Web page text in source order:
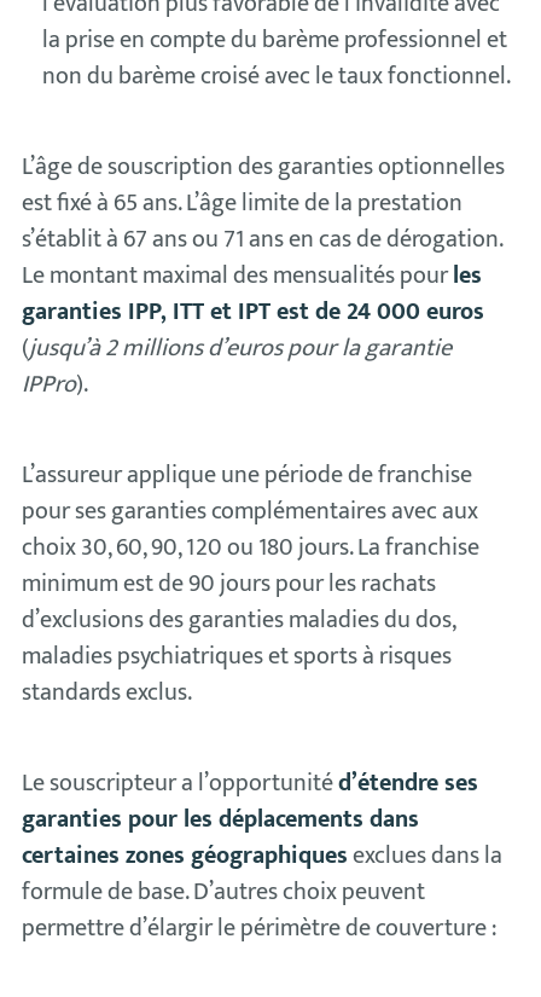
la prise en compte du barème professionnel et
non du barème croisé avec le taux fonctionnel.
L’âge de souscription des garanties optionnelles
est fixé à 65 ans. L’âge limite de la prestation
s’établit à 67 ans ou 71 ans en cas de dérogation.
Le montant maximal des mensualités pourles
garanties IPP, ITT et IPT est de 24 000 euros
(jusqu’à 2 millions d’euros pour la garantie
IPPro).
L’assureur applique une période de franchise
pour ses garanties complémentaires avec aux
choix 30, 60, 90, 120 ou 180 jours. La franchise
minimum est de 90 jours pour les rachats
d’exclusions des garanties maladies du dos,
maladies psychiatriques et sports à risques
standards exclus.
Le souscripteur a l’opportunitéd’étendre ses
garanties pour les déplacements dans
certaines zones géographiquesexclues dans la
formule de base. D’autres choix peuvent
permettre d’élargir le périmètre de couverture :